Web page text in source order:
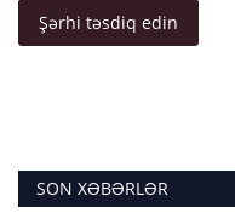
Şərhi təsdiq edin
SON XƏBƏRLƏR